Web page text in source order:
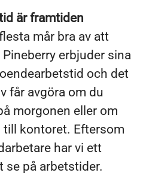
är framtiden
mår bra av att
erbjuder sina
och det
får avgöra om du
morgonen eller om
till kontoret. Eftersom
har vi ett
på arbetstider.